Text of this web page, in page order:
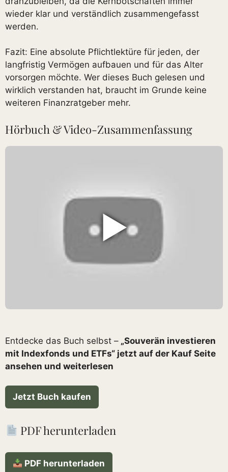
wieder klar und verständlich zusammengefasst
werden.
Fazit: Eine absolute Pflichtlektüre für jeden, der
langfristig Vermögen aufbauen und für das Alter
vorsorgen möchte. Wer dieses Buch gelesen und
wirklich verstanden hat, braucht im Grunde keine
weiteren Finanzratgeber mehr.
Hörbuch & Video-Zusammenfassung
▶
Entdecke das Buch selbst – „Souverän investieren
mit Indexfonds und ETFs“ jetzt auf der Kauf Seite
ansehen und weiterlesen
Jetzt Buch kaufen
PDF herunterladen
PDF herunterladen